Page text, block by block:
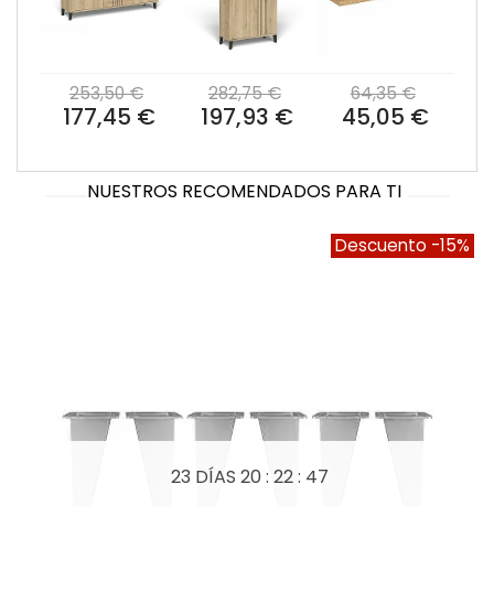
253,50 €
177,45 €
282,75 €
197,93 €
64,35 €
45,05 €
NUESTROS RECOMENDADOS PARA TI
Descuento -15%
23 DÍAS 20 : 22 : 46